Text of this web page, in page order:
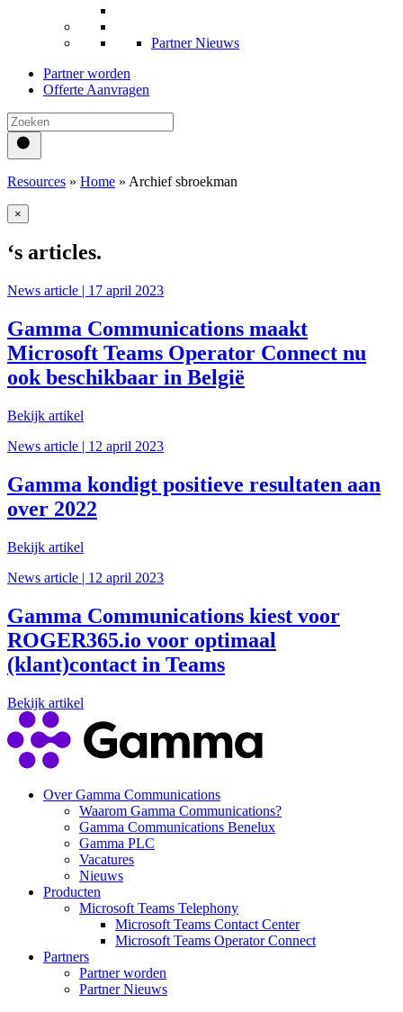
Partner Nieuws
Partner worden
Offerte Aanvragen
Resources » Home » Archief sbroekman
×
‘s articles.
News article | 17 april 2023
Gamma Communications maakt
Microsoft Teams Operator Connect nu
ook beschikbaar in België
Bekijk artikel
News article | 12 april 2023
Gamma kondigt positieve resultaten aan
over 2022
Bekijk artikel
News article | 12 april 2023
Gamma Communications kiest voor
ROGER365.io voor optimaal
(klant)contact in Teams
Bekijk artikel
Over Gamma Communications
Waarom Gamma Communications?
Gamma Communications Benelux
Gamma PLC
Vacatures
Nieuws
Producten
Microsoft Teams Telephony
Microsoft Teams Contact Center
Microsoft Teams Operator Connect
Partners
Partner worden
Partner Nieuws